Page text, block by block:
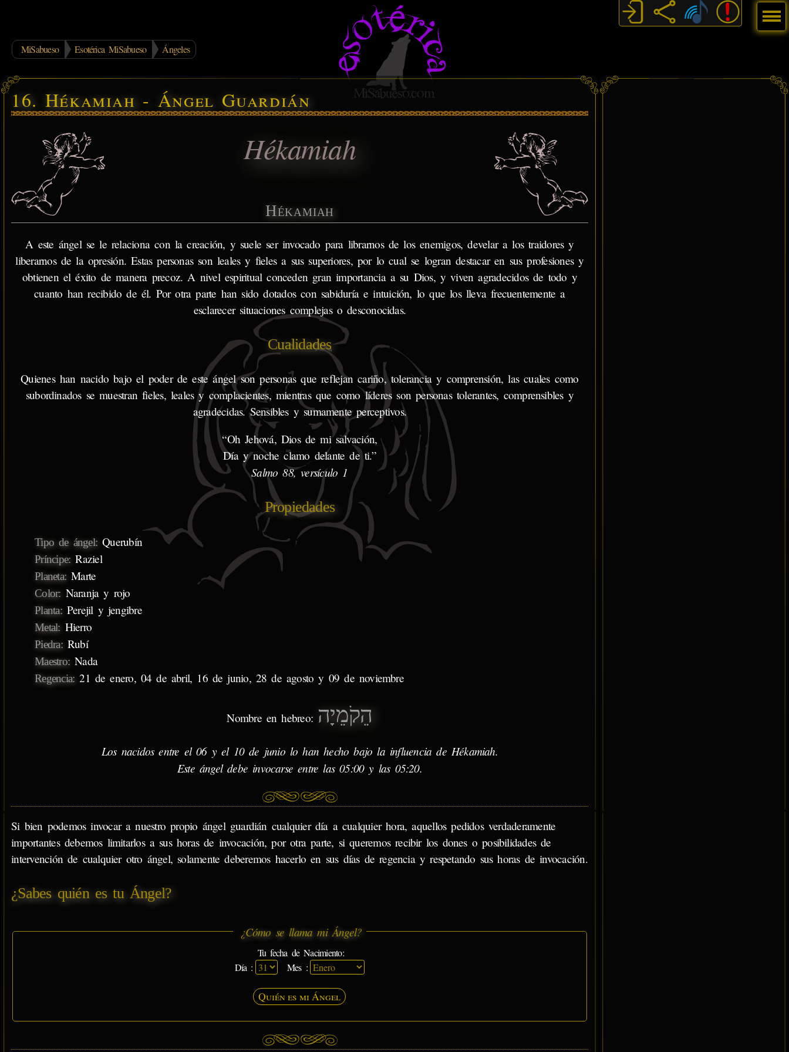
MiSabueso Esotérica MiSabueso Ángeles
16. Hékamiah - Ángel Guardián
Hékamiah
Hékamiah
A este ángel se le relaciona con la creación, y suele ser invocado para librarnos de los enemigos, develar a los traidores y
liberarnos de la opresión. Estas personas son leales y fieles a sus superiores, por lo cual se logran destacar en sus profesiones y
obtienen el éxito de manera precoz. A nivel espiritual conceden gran importancia a su Dios, y viven agradecidos de todo y
cuanto han recibido de él. Por otra parte han sido dotados con sabiduría e intuición, lo que los lleva frecuentemente a
esclarecer situaciones complejas o desconocidas.
Cualidades
Quienes han nacido bajo el poder de este ángel son personas que reflejan cariño, tolerancia y comprensión, las cuales como
subordinados se muestran fieles, leales y complacientes, mientras que como líderes son personas tolerantes, comprensibles y
agradecidas. Sensibles y sumamente perceptivos.
“Oh Jehová, Dios de mi salvación,
Día y noche clamo delante de ti.”
Salmo 88, versículo 1
Propiedades
Tipo de ángel:Querubín
Príncipe: Raziel
Planeta: Marte
Color: Naranja y rojo
Planta:Perejil y jengibre
Metal: Hierro
Piedra:Rubí
Maestro: Nada
Regencia: 21 de enero, 04 de abril, 16 de junio, 28 de agosto y 09 de noviembre
Nombre en hebreo: הֵקֹמֵיָה
Los nacidos entre el 06 y el 10 de junio lo han hecho bajo la influencia de Hékamiah.
Este ángel debe invocarse entre las 05:00 y las 05:20.
Si bien podemos invocar a nuestro propio ángel guardián cualquier día a cualquier hora, aquellos pedidos verdaderamente
importantes debemos limitarlos a sus horas de invocación, por otra parte, si queremos recibir los dones o posibilidades de
intervención de cualquier otro ángel, solamente deberemos hacerlo en sus días de regencia y respetando sus horas de invocación.
¿Sabes quién es tu Ángel?
¿Cómo se llama mi Ángel?
Tu fecha de Nacimiento:
Día :
Mes :
Quién es mi Ángel
Menú